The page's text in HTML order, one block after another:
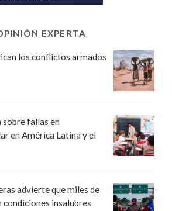
EXPERTA
los conflictos armados
fallas en
en América Latina y el
advierte que miles de
insalubres